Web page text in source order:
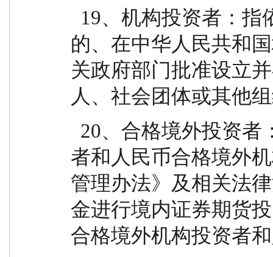
的、在中华人民共和
关政府部门批准设立
人、社会团体或其他
者和人民币合格境外
管理办法》及相关法
金进行境内证券期货
合格境外机构投资者